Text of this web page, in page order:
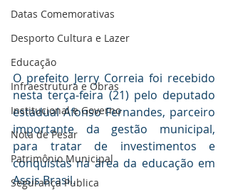
Datas Comemorativas
Desporto Cultura e Lazer
Educação
Infraestrutura e Obras
Institucional e Governo
Nota de Pesar
Patrimônio Municipal
Segurança Publica
O prefeito Jerry Correia foi recebido
nesta terça-feira (21) pelo deputado
estadual Afonso Fernandes, parceiro
importante da gestão municipal,
para tratar de investimentos e
conquistas na área da educação em
Assis Brasil.